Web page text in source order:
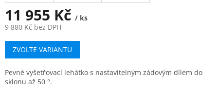
11 955 Kč / ks
9 880 Kč bez DPH
Měrná
cena:
ZVOLTE VARIANTU
Pevné vyšetřovací lehátko s nastavitelným zádovým dílem do
sklonu až 50 °.